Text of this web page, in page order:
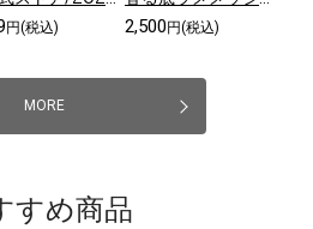
円(税込) 2,500 円(税込)
MORE
すめ商品